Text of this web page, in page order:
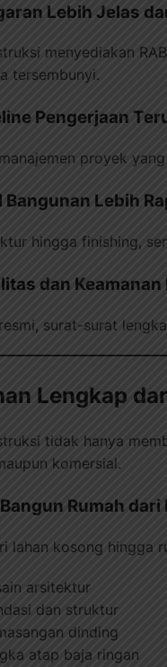
Lebih Jelas
menyediakan
tersembunyi.
Pengerjaan
proyek
Bangunan Lebih
hingga finishing,
dan
surat-surat
Lengkap
tidak hanya
komersial.
Rumah dari
lahan kosong hingga
arsitektur
dan struktur
dinding
atap baja ringan